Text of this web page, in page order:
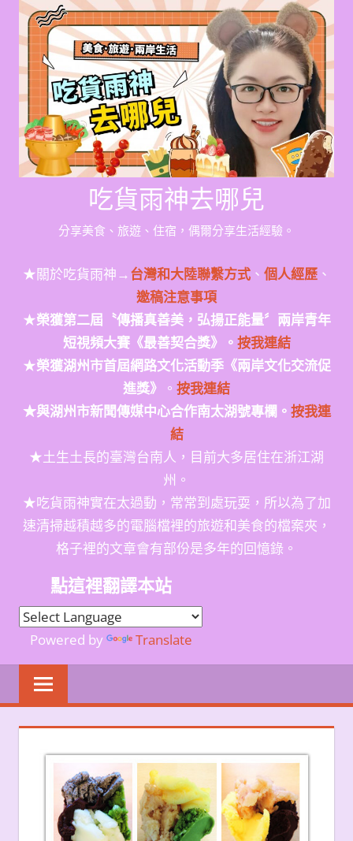
Skip
content
吃貨雨神去哪兒
分享美食、旅遊、住宿，偶爾分享生活經驗。
★關於吃貨雨神→台灣和大陸聯繫方式、 個人經歷、
邀稿注意事項
★榮獲第二屆〝傳播真善美，弘揚正能量〞兩岸青年
短視頻大賽《最善契合獎》。 按我連結
★榮獲湖州市首屆網路文化活動季《兩岸文化交流促
進獎》
。 按我連結
★與湖州市新聞傳媒中心合作南太湖號專欄。 按我連
結
★土生土長的臺灣台南人，目前大多居住在浙江湖
州。
★吃貨雨神實在太過動，常常到處玩耍，所以為了加
速清掃越積越多的電腦檔裡的旅遊和美食的檔案夾，
格子裡的文章會有部份是多年的回憶錄。
點這裡翻譯本站
Powered by Translate